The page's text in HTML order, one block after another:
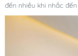
đến nhiều khi nhắc